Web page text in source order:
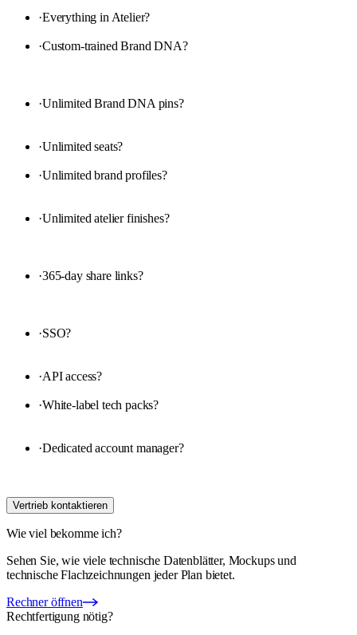
·Everything in Atelier?
·Custom-trained Brand DNA?
·Unlimited Brand DNA pins?
·Unlimited seats?
·Unlimited brand profiles?
·Unlimited atelier finishes?
·365-day share links?
·SSO?
·API access?
·White-label tech packs?
·Dedicated account manager?
Vertrieb kontaktieren
Wie viel bekomme ich?
Sehen Sie, wie viele technische Datenblätter, Mockups und
technische Flachzeichnungen jeder Plan bietet.
Rechner öffnen
Rechtfertigung nötig?